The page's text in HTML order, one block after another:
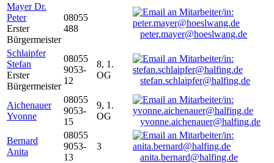
Mayer Dr.
Peter
Erster
Bürgermeister
08055
488
peter.mayer@hoeslwang.de
Schlaipfer
Stefan
Erster
Bürgermeister
08055
9053-
12
8, 1.
OG
stefan.schlaipfer@halfing.de
Aichenauer
Yvonne
08055
9053-
15
9, 1.
OG
yvonne.aichenauer@halfing.de
Bernard
Anita
08055
9053-
13
3
anita.bernard@halfing.de